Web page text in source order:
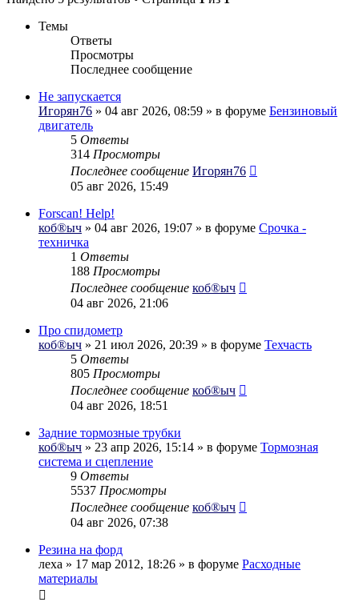
Темы
Ответы
Просмотры
Последнее сообщение
Не запускается
Игорян76 » 04 авг 2026, 08:59 » в форуме Бензиновый
двигатель
5 Ответы
314 Просмотры
Последнее сообщение Игорян76
05 авг 2026, 15:49
Forscan! Help!
коб®ыч » 04 авг 2026, 19:07 » в форуме Срочка -
техничка
1 Ответы
188 Просмотры
Последнее сообщение коб®ыч
04 авг 2026, 21:06
Про спидометр
коб®ыч » 21 июл 2026, 20:39 » в форуме Техчасть
5 Ответы
805 Просмотры
Последнее сообщение коб®ыч
04 авг 2026, 18:51
Задние тормозные трубки
коб®ыч » 23 апр 2026, 15:14 » в форуме Тормозная
система и сцепление
9 Ответы
5537 Просмотры
Последнее сообщение коб®ыч
04 авг 2026, 07:38
Резина на форд
леха » 17 мар 2012, 18:26 » в форуме Расходные
материалы